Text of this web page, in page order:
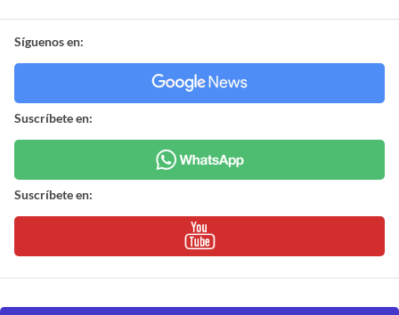
Síguenos en:
Suscríbete en:
Suscríbete en: